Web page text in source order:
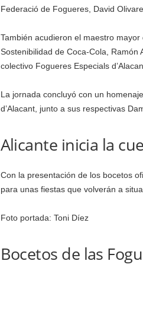
Federació de Fogueres, David
También acudieron el maestro
Sostenibilidad de Coca-Cola,
colectivo Fogueres Especials
La jornada concluyó con un
d’Alacant, junto a sus respectivas
Alicante inicia la
Con la presentación de los bocetos
para unas fiestas que volverán a
Foto portada: Toni Díez
Bocetos de las